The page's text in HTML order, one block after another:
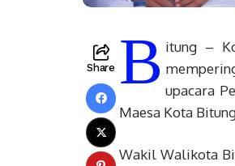
Share B itung –
upacara
Maesa Kota
Wakil Walikota